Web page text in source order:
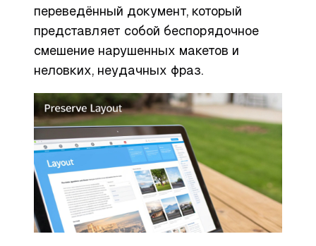
переведённый документ, который
представляет собой беспорядочное
смешение нарушенных макетов и
неловких, неудачных фраз.